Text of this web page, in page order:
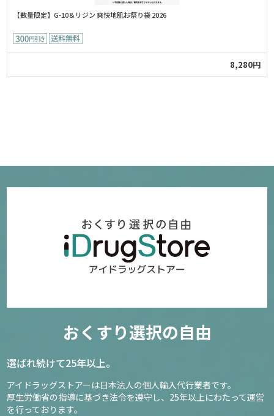
【数量限定】G-10＆リジン 爽快地肌お祭り袋 2026
8,280円
おくすり選択の自由
選ばれ続けて25年以上。
アイドラッグストアーは日本法人の個人輸入代行業者です。
厚生労働省の指導に基づき法令を遵守し、 25年以上にわたって運営
を行っております。